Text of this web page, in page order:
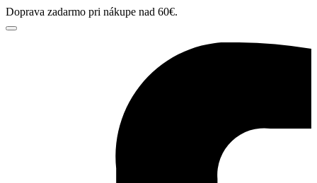
Doprava zadarmo pri nákupe nad 60€.